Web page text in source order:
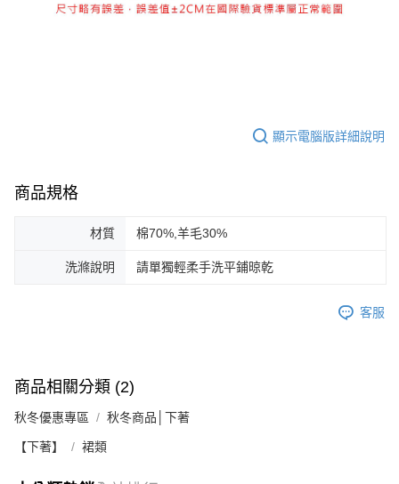
顯示電腦版詳細說明
商品規格
材質 棉70%,羊毛30%
洗滌說明 請單獨輕柔手洗平鋪晾乾
客服
商品相關分類 (2)
秋冬優惠專區 秋冬商品│下著
【下著】 裙類